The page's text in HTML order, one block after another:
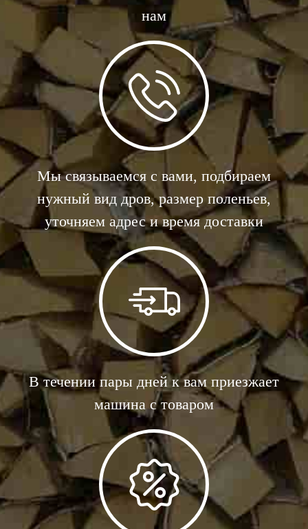
нам
Мы связываемся с вами, подбираем
нужный вид дров, размер поленьев,
уточняем адрес и время доставки
В течении пары дней к вам приезжает
машина с товаром